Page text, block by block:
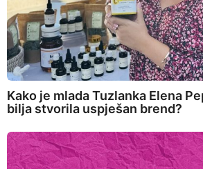
Kako je mlada Tuzlanka Elena
bilja stvorila uspješan brend?